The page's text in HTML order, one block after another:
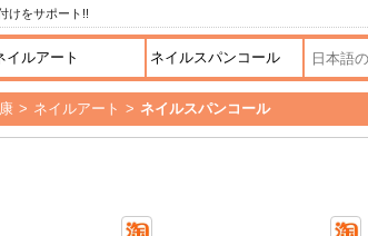
けをサポート!!
> ネイルアート > ネイルスパンコール